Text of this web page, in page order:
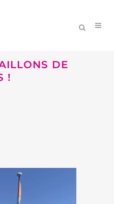
DE
!